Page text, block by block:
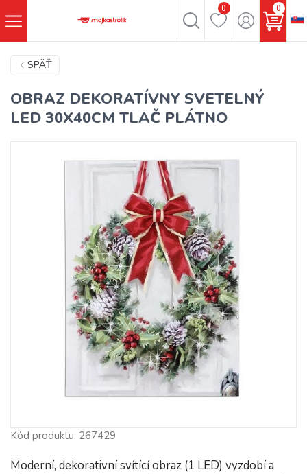
0 0
SPÄŤ
OBRAZ DEKORATÍVNY SVETELNÝ
LED 30X40CM TLAČ PLÁTNO
Kód produktu: 267429
Moderní, dekorativní svítící obraz (1 LED) vyzdobí a